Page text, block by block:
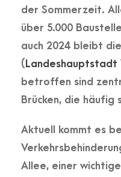
der Sommerzeit.
über 5.000
auch 2024 bleibt
( Landeshauptstadt
betroffen sind
Brücken, die häufig
Aktuell kommt es
Allee, einer